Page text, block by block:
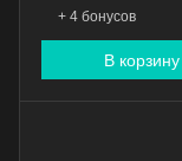
+ 4 бонусов
В корзину